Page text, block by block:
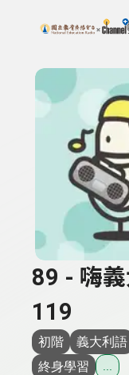
上方功能區塊
搜尋關鍵字：可
89 - 嗨
119
初階 義大利語
終身學習
...